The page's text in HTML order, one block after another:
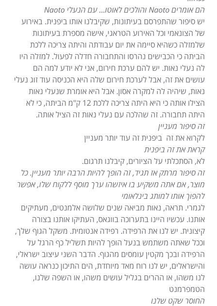
הם אומרים Naoto והולכים לאוטו… עם הנעלי Naoto
יש סיפור שהתפרסם בעיתונות, שקיבלנו אותו ביפנית. באירוע
של הצונאמי וכל האירוע הטראגי, אישה מספרת בעיתונות
שלמזלה כשהיא סיימה את יום עבודתה והיתה צריכה ללכת
הביתה כי הכבישים נהרסו והתחבורה חדלה לפעול. למזלה היו
לה נעלי נאות. יש להם ערכת חירום, אני לא יודע למה הם
עושים את זה, אבל לערכת חירום שלה היא הכניסה עוד זוג נעלי
נאות, שיהיה לה למקרה אסון. אבל היא אומרת שנעלי נאות
הצילו אותה כי היא היתה צריכה ללכת 12 ק"מ הביתה, כי לא
היתה תחבורה. זה שהלכה עם נעלי נאות זה הציל אותה.
זה סיפור מעניין
לקרוא את זה ביפנית זה עוד יותר מעניין
קראת את זה ביפנית
לא, הסתכלתי על הציורים, קיבלנו תרגום.
זה סיפור מרתקאז תגיד, זה הופך להיות הרבה יותר מעניין. כל
מוצר, אם אתה משקיע בו איזשהו ערך מוסף ללקוח שלו, אפשר
להפוך אותו למותג בינלאומי
לגמרי. תראה, נאות מביאה שנים שלושה אלמנטים, מעתיקים
אותנו. עכשיו היינו בתערוכה בווגאס, העתיקו אותנו בצורה
קיצונית. יש לנו את הרפידה. רפידה אנטומית. משקל הגוף שלך,
וככל שאתה משתמש בנעל הופך להיות תשליל כף הרגל על
הרפידה ובכך מקטין עומסים מהגוף. הדבר השני עיצוב ישראלי,
והישראלים, יש לנו רוח מאד מיוחדת, הים התיכון כנראה עושה
לנו משהו, או ההרים בגליל עושים משהו, או השפה שלנו,
הטמפרמנט
החוסר שקט שלנו